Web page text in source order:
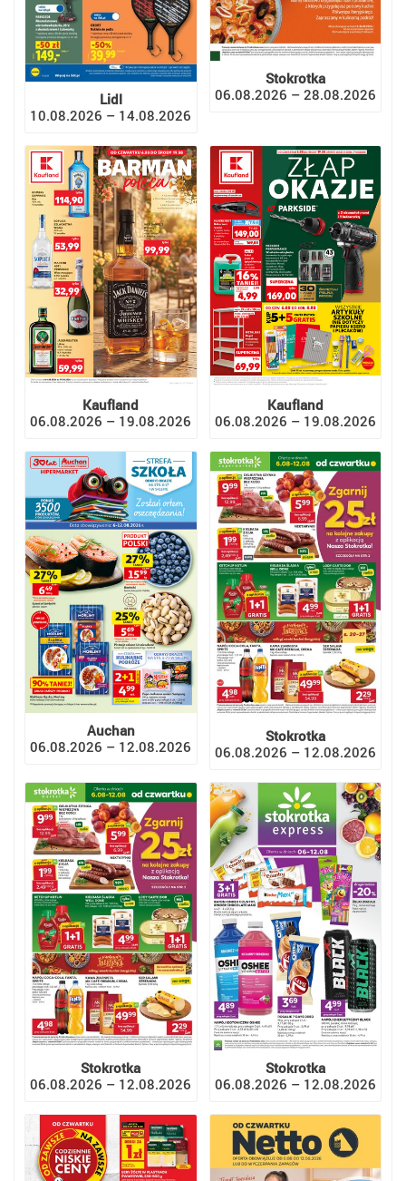
Lidl
10.08.2026 – 14.08.2026
Stokrotka
06.08.2026 – 28.08.2026
Kaufland
06.08.2026 – 19.08.2026
Kaufland
06.08.2026 – 19.08.2026
Auchan
06.08.2026 – 12.08.2026
Stokrotka
06.08.2026 – 12.08.2026
Stokrotka
06.08.2026 – 12.08.2026
Stokrotka
06.08.2026 – 12.08.2026